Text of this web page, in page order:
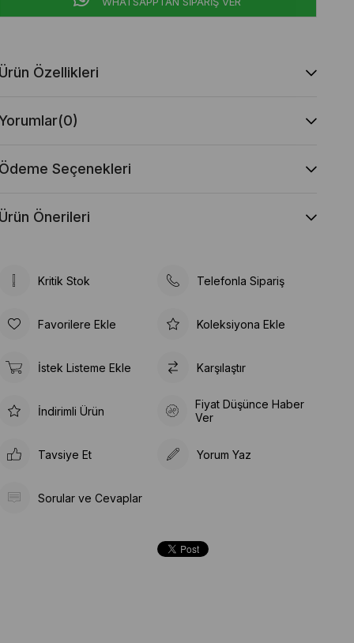
Ürün Özellikleri
(0)
Ödeme Seçenekleri
Ürün Önerileri
Kritik Stok Telefonla Sipariş
Favorilere Ekle Koleksiyona Ekle
İstek Listeme Ekle Karşılaştır
İndirimli Ürün
Fiyat Düşünce Haber
Ver
Tavsiye Et Yorum Yaz
Sorular ve Cevaplar